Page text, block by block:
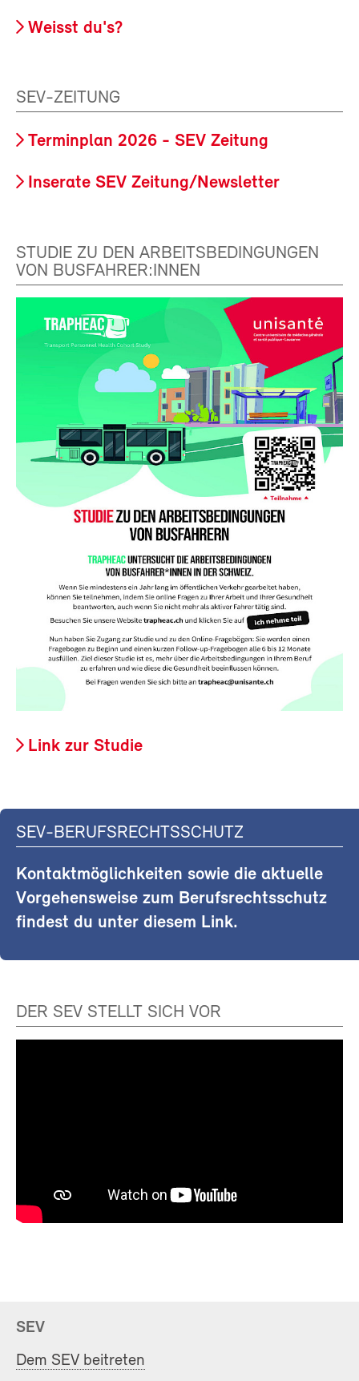
Weisst du's?
SEV-ZEITUNG
Terminplan 2026 - SEV Zeitung
Inserate SEV Zeitung/Newsletter
STUDIE ZU DEN ARBEITSBEDINGUNGEN
VON BUSFAHRER:INNEN
Link zur Studie
SEV-BERUFSRECHTSSCHUTZ
Kontaktmöglichkeiten sowie die aktuelle
Vorgehensweise zum Berufsrechtsschutz
findest du unter diesem Link.
DER SEV STELLT SICH VOR
SEV
Dem SEV beitreten